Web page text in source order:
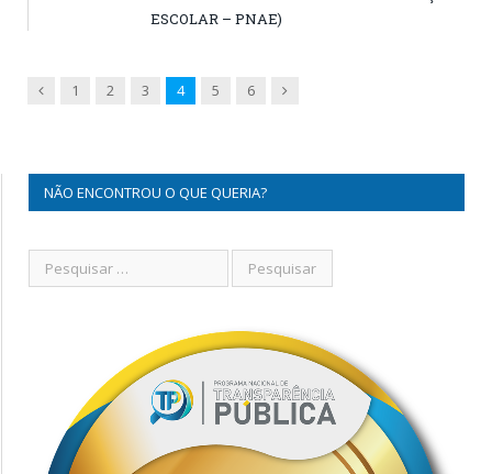
ESCOLAR – PNAE)
Previous
1 2 3 4 5 6 Next
NÃO ENCONTROU O QUE QUERIA?